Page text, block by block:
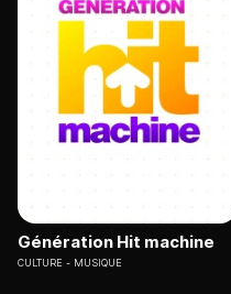
Génération Hit machine
CULTURE MUSIQUE